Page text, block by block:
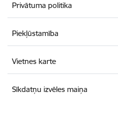
Privātuma politika
Piekļūstamība
Vietnes karte
Sīkdatņu izvēles maiņa